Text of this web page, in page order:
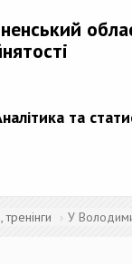
та
У